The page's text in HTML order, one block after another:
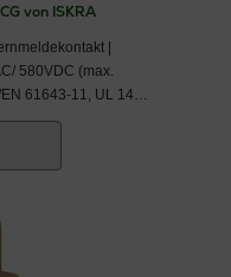
von ISKRA
|
580VDC (max.
61643-11, UL 1449
Typ 1,2/ B+C